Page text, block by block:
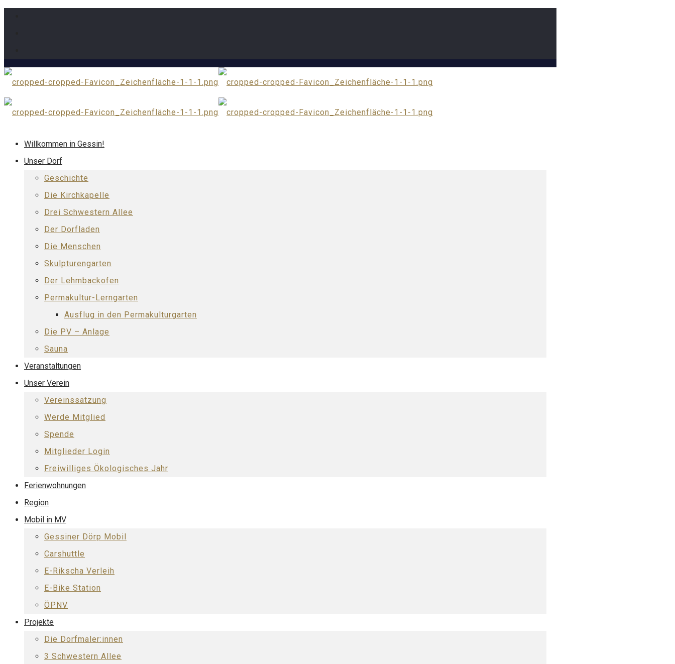
Willkommen in Gessin!
Unser Dorf
Geschichte
Die Kirchkapelle
Drei Schwestern Allee
Der Dorfladen
Die Menschen
Skulpturengarten
Der Lehmbackofen
Permakultur-Lerngarten
Ausflug in den Permakulturgarten
Die PV – Anlage
Sauna
Veranstaltungen
Unser Verein
Vereinssatzung
Werde Mitglied
Spende
Mitglieder Login
Freiwilliges Ökologisches Jahr
Ferienwohnungen
Region
Mobil in MV
Gessiner Dörp Mobil
Carshuttle
E-Rikscha Verleih
E-Bike Station
ÖPNV
Projekte
Die Dorfmaler:innen
3 Schwestern Allee